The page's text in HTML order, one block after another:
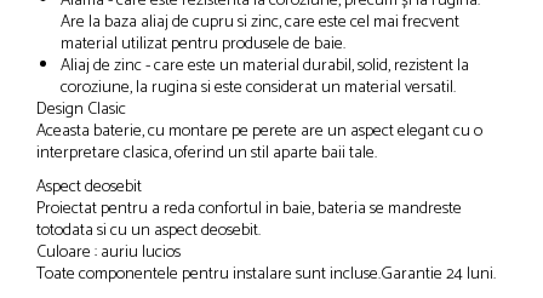
Are la baza aliaj de cupru si zinc, care este cel mai frecvent
material utilizat pentru produsele de baie.
Aliaj de zinc - care este un material durabil, solid, rezistent la
coroziune, la rugina si este considerat un material versatil.
Design Clasic
Aceasta baterie, cu montare pe perete are un aspect elegant cu o
interpretare clasica, oferind un stil aparte baii tale.
Aspect deosebit
Proiectat pentru a reda confortul in baie, bateria se mandreste
totodata si cu un aspect deosebit.
Culoare : auriu lucios
Toate componentele pentru instalare sunt incluse.Garantie 24 luni.